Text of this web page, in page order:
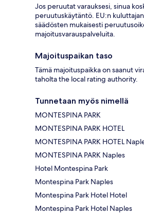
Jos peruutat varauksesi, sinua
peruutuskäytäntö. EU:n
säädösten mukaisesti
majoitusvarauspalveluita.
Majoituspaikan taso
Tämä majoituspaikka on saanut
taholta the local rating authority.
Tunnetaan myös nimellä
MONTESPINA PARK
MONTESPINA PARK HOTEL
MONTESPINA PARK HOTEL
MONTESPINA PARK Naples
Hotel Montespina Park
Montespina Park Naples
Montespina Park Hotel Hotel
Montespina Park Hotel Naples